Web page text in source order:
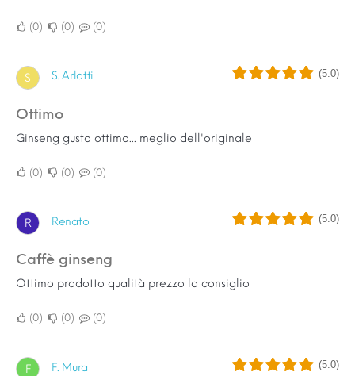
0 0 0
S S. Arlotti (5.0)
Ottimo
Ginseng gusto ottimo... meglio dell'originale
0 0 0
R Renato (5.0)
Caffè ginseng
Ottimo prodotto qualità prezzo lo consiglio
0 0 0
F F. Mura (5.0)